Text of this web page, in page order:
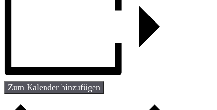
Zum Kalender hinzufügen